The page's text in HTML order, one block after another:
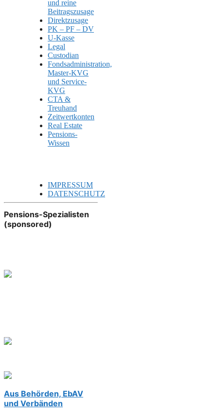
und reine
Beitragszusage
Direktzusage
PK – PF – DV
U-Kasse
Legal
Custodian
Fondsadministration,
Master-KVG
und Service-
KVG
CTA &
Treuhand
Zeitwertkonten
Real Estate
Pensions-
Wissen
IMPRESSUM
DATENSCHUTZ
Pensions-Spezialisten
(sponsored)
Aus Behörden, EbAV
und Verbänden